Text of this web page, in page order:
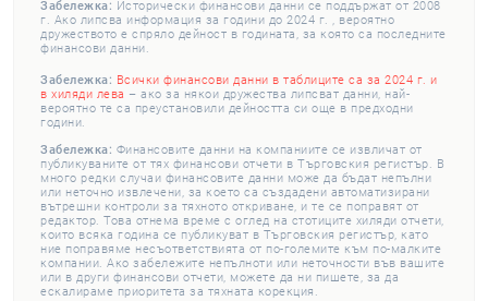
Забележка: Исторически финансови данни се поддържат от 2008
г. Ако липсва информация за години до 2024 г. , вероятно
дружеството е спряло дейност в годината, за която са последните
финансови данни.
Забележка: Всички финансови данни в таблиците са за 2024 г. и
в хиляди лева – ако за някои дружества липсват данни, най-
вероятно те са преустановили дейността си още в предходни
години.
Забележка: Финансовите данни на компаниите се извличат от
публикуваните от тях финансови отчети в Търговския регистър. В
много редки случаи финансовите данни може да бъдат непълни
или неточно извлечени, за което са създадени автоматизирани
вътрешни контроли за тяхното откриване, и те се поправят от
редактор. Това отнема време с оглед на стотиците хиляди отчети,
които всяка година се публикуват в Търговския регистър, като
ние поправяме несъответствията от по-големите към по-малките
компании. Ако забележите непълноти или неточности във вашите
или в други финансови отчети, можете да ни пишете, за да
ескалираме приоритета за тяхната корекция.